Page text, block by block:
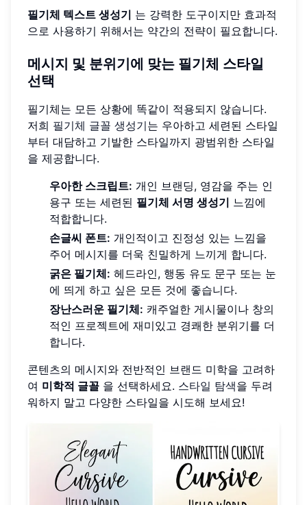
필기체 텍스트 생성기 는 강력한 도구이지만 효과적
으로 사용하기 위해서는 약간의 전략이 필요합니다.
메시지 및 분위기에 맞는 필기체 스타일
선택
필기체는 모든 상황에 똑같이 적용되지 않습니다.
저희 필기체 글꼴 생성기는 우아하고 세련된 스타일
부터 대담하고 기발한 스타일까지 광범위한 스타일
을 제공합니다.
우아한 스크립트: 개인 브랜딩, 영감을 주는 인
용구 또는 세련된 필기체 서명 생성기 느낌에
적합합니다.
손글씨 폰트: 개인적이고 진정성 있는 느낌을
주어 메시지를 더욱 친밀하게 느끼게 합니다.
굵은 필기체: 헤드라인, 행동 유도 문구 또는 눈
에 띄게 하고 싶은 모든 것에 좋습니다.
장난스러운 필기체: 캐주얼한 게시물이나 창의
적인 프로젝트에 재미있고 경쾌한 분위기를 더
합니다.
콘텐츠의 메시지와 전반적인 브랜드 미학을 고려하
여 미학적 글꼴 을 선택하세요. 스타일 탐색을 두려
워하지 말고 다양한 스타일을 시도해 보세요!